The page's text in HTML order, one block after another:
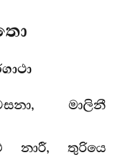
මාලිනී
නාරී, තුරියෙ